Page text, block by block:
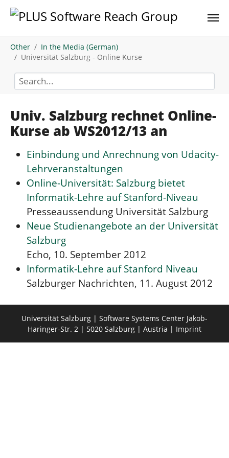
Skip to main content
You are here:
Other
In the Media (German)
Universität Salzburg - Online Kurse
Univ. Salzburg rechnet Online-
Kurse ab WS2012/13 an
Einbindung und Anrechnung von Udacity-
Lehrveranstaltungen
Online-Universität: Salzburg bietet
Informatik-Lehre auf Stanford-Niveau
Presseaussendung Universität Salzburg
Neue Studienangebote an der Universität
Salzburg
Echo, 10. September 2012
Informatik-Lehre auf Stanford Niveau
Salzburger Nachrichten, 11. August 2012
Universität Salzburg | Software Systems Center Jakob-
Haringer-Str. 2 | 5020 Salzburg | Austria | Imprint